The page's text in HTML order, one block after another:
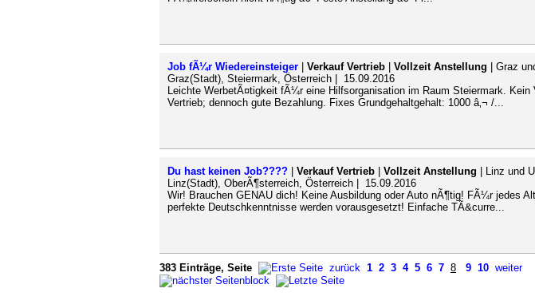
Job fÃ¼r Wiedereinsteiger Verkauf Vertrieb Vollzeit Anstellung | Graz
Graz(Stadt), Steiermark, Österreich | 15.09.2016
Leichte WerbetÃ¤tigkeit fÃ¼r eine Hilfsorganisation im Raum Steiermark. Kein
Vertrieb; dennoch gute Bezahlung. Fixes Grundgehaltgehalt: 1000 â‚¬ /...
Du hast keinen Job???? Verkauf Vertrieb Vollzeit Anstellung | Linz und
Linz(Stadt), OberÃ¶sterreich, Österreich | 15.09.2016
Wir! Brauchen GENAU dich! Keine Ausbildung oder Auto nÃ¶tig! FÃ¼r jedes
perfekte Deutschkenntnisse werden vorausgesetzt! Einfache TÃ&curre...
383 Einträge, Seite zurück 1 2 3 4 5 6 7 8 9 10 weiter